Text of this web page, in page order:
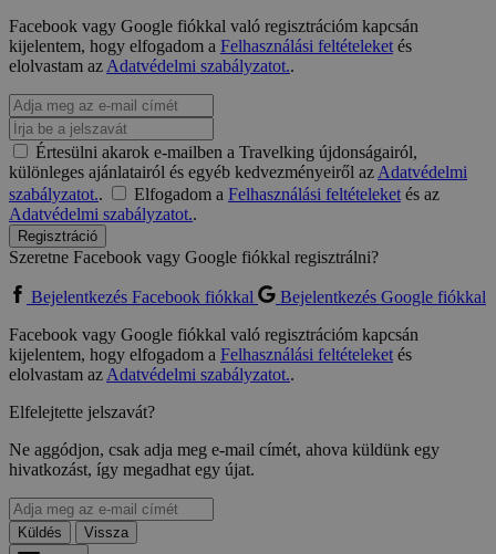
Facebook vagy Google fiókkal való regisztrációm kapcsán
kijelentem, hogy elfogadom a Felhasználási feltételeketés
elolvastam azAdatvédelmi szabályzatot..
Értesülni akarok e-mailben a Travelking újdonságairól,
különleges ajánlatairól és egyéb kedvezményeiről azAdatvédelmi
szabályzatot.. Elfogadom a Felhasználási feltételeketés az
Adatvédelmi szabályzatot..
Regisztráció
Szeretne Facebook vagy Google fiókkal regisztrálni?
Bejelentkezés Facebook fiókkal
Bejelentkezés Google fiókkal
Facebook vagy Google fiókkal való regisztrációm kapcsán
kijelentem, hogy elfogadom a Felhasználási feltételeketés
elolvastam azAdatvédelmi szabályzatot..
Elfelejtette jelszavát?
Ne aggódjon, csak adja meg e-mail címét, ahova küldünk egy
hivatkozást, így megadhat egy újat.
Küldés
Vissza